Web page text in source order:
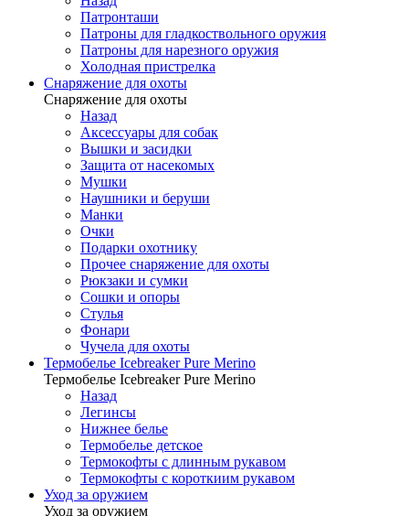
Патронташи
Патроны для гладкоствольного оружия
Патроны для нарезного оружия
Холодная пристрелка
Снаряжение для охоты
Снаряжение для охоты
Назад
Аксессуары для собак
Вышки и засидки
Защита от насекомых
Мушки
Наушники и беруши
Манки
Очки
Подарки охотнику
Прочее снаряжение для охоты
Рюкзаки и сумки
Сошки и опоры
Стулья
Фонари
Чучела для охоты
Термобелье Icebreaker Pure Merino
Термобелье Icebreaker Pure Merino
Назад
Легинсы
Нижнее белье
Термобелье детское
Термокофты с длинным рукавом
Термокофты с короткиим рукавом
Уход за оружием
Уход за оружием